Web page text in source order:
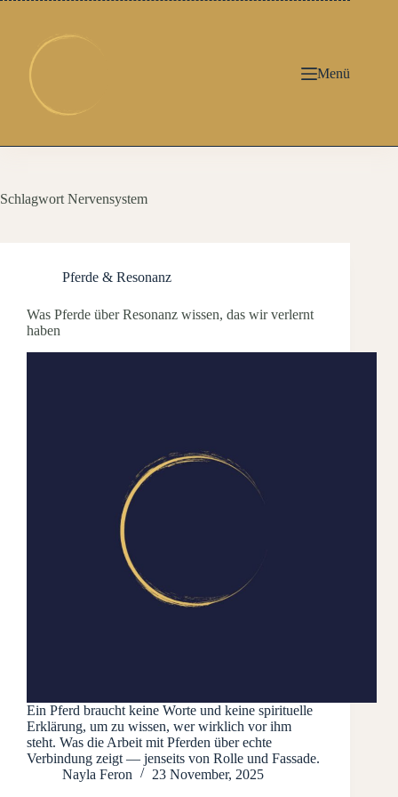
springen
Menü
Schlagwort Nervensystem
Pferde & Resonanz
Was Pferde über Resonanz wissen, das wir verlernt
haben
Ein Pferd braucht keine Worte und keine spirituelle
Erklärung, um zu wissen, wer wirklich vor ihm
steht. Was die Arbeit mit Pferden über echte
Verbindung zeigt — jenseits von Rolle und Fassade.
Nayla Feron
23 November, 2025